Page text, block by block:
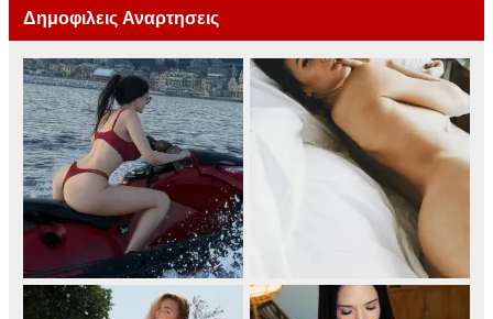
Δημοφιλεις Αναρτησεις